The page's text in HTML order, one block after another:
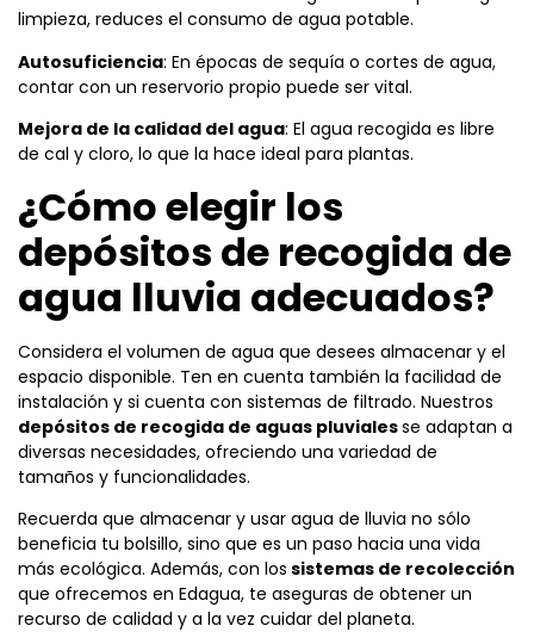
limpieza, reduces el consumo de agua potable.
Autosuficiencia: En épocas de sequía o cortes de agua,
contar con un reservorio propio puede ser vital.
Mejora de la calidad del agua: El agua recogida es libre
de cal y cloro, lo que la hace ideal para plantas.
¿Cómo elegir los
depósitos de recogida de
agua lluvia adecuados?
Considera el volumen de agua que desees almacenar y el
espacio disponible. Ten en cuenta también la facilidad de
instalación y si cuenta con sistemas de filtrado. Nuestros
depósitos de recogida de aguas pluvialesse adaptan a
diversas necesidades, ofreciendo una variedad de
tamaños y funcionalidades.
Recuerda que almacenar y usar agua de lluvia no sólo
beneficia tu bolsillo, sino que es un paso hacia una vida
más ecológica. Además, con los sistemas de recolección
que ofrecemos en Edagua, te aseguras de obtener un
recurso de calidad y a la vez cuidar del planeta.